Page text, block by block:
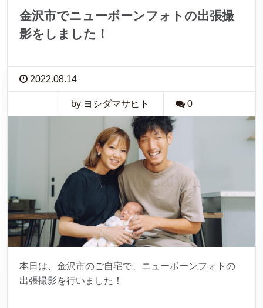
金沢市でニューボーンフォトの出張撮
影をしました！
2022.08.14
by ヨシダマサヒト 0
本日は、金沢市のご自宅で、ニューボーンフォトの
出張撮影を行いました！